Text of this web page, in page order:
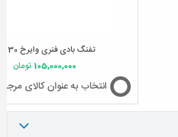
تفنگ بادی فنری وایرخ 30 اس
105,000,000 تومان
انتخاب به عنوان کالای مرجع